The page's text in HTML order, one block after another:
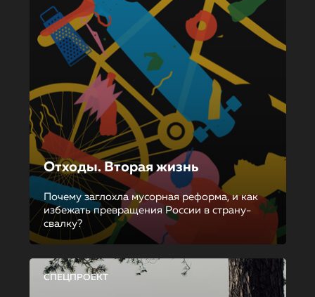
Отходы. Вторая жизнь
Почему заглохла мусорная реформа, и как
избежать превращения России в страну-
свалку?
СПЕЦПРОЕКТ